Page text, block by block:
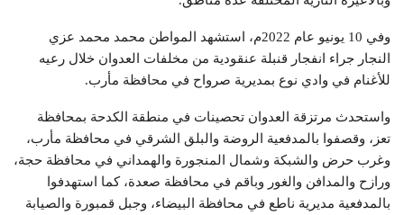
وفي 10 يونيو عام 2022م، استشهد المواطن محمد محمد عزي
النجار جراء انفجار قنبلة عنقودية من مخلفات العدوان خلال رعيه
للأغنام في وادي نوع بمديرية صرواح في محافظة مأرب.
واستحدث مرتزقة العدوان تحصينات في منطقة الكدحة بمحافظة
تعز، وقصفوا بالمدفعية الروضة والبلق الشرقي في محافظة مأرب،
وغرب حرض والشبكة وشمال المنجورة والهمداني في محافظة حجة،
ورازح والمدافن والغور وباقم في محافظة صعدة، كما استهدفوا
بالمدفعية مديرية ناطع في محافظة البيضاء، وجبل قمبورة والصيابة